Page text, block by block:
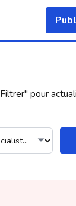
Filtrer" pour